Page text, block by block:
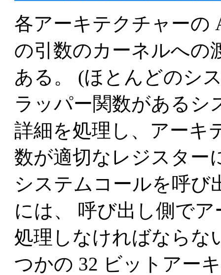
各アーキテクチャーの
の引数のカーネルへの
ある。 (ほとんどのシ
ラッパー関数があるシ
詳細を処理し、アーキ
数が適切なレジスター
システムコールを呼び
には、 呼び出し側で
処理しなければならな
つかの 32 ビットアー